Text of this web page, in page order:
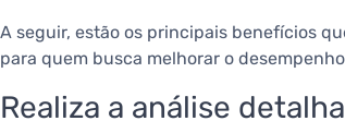
A seguir, estão os principais benefícios
para quem busca melhorar o
Realiza a análise